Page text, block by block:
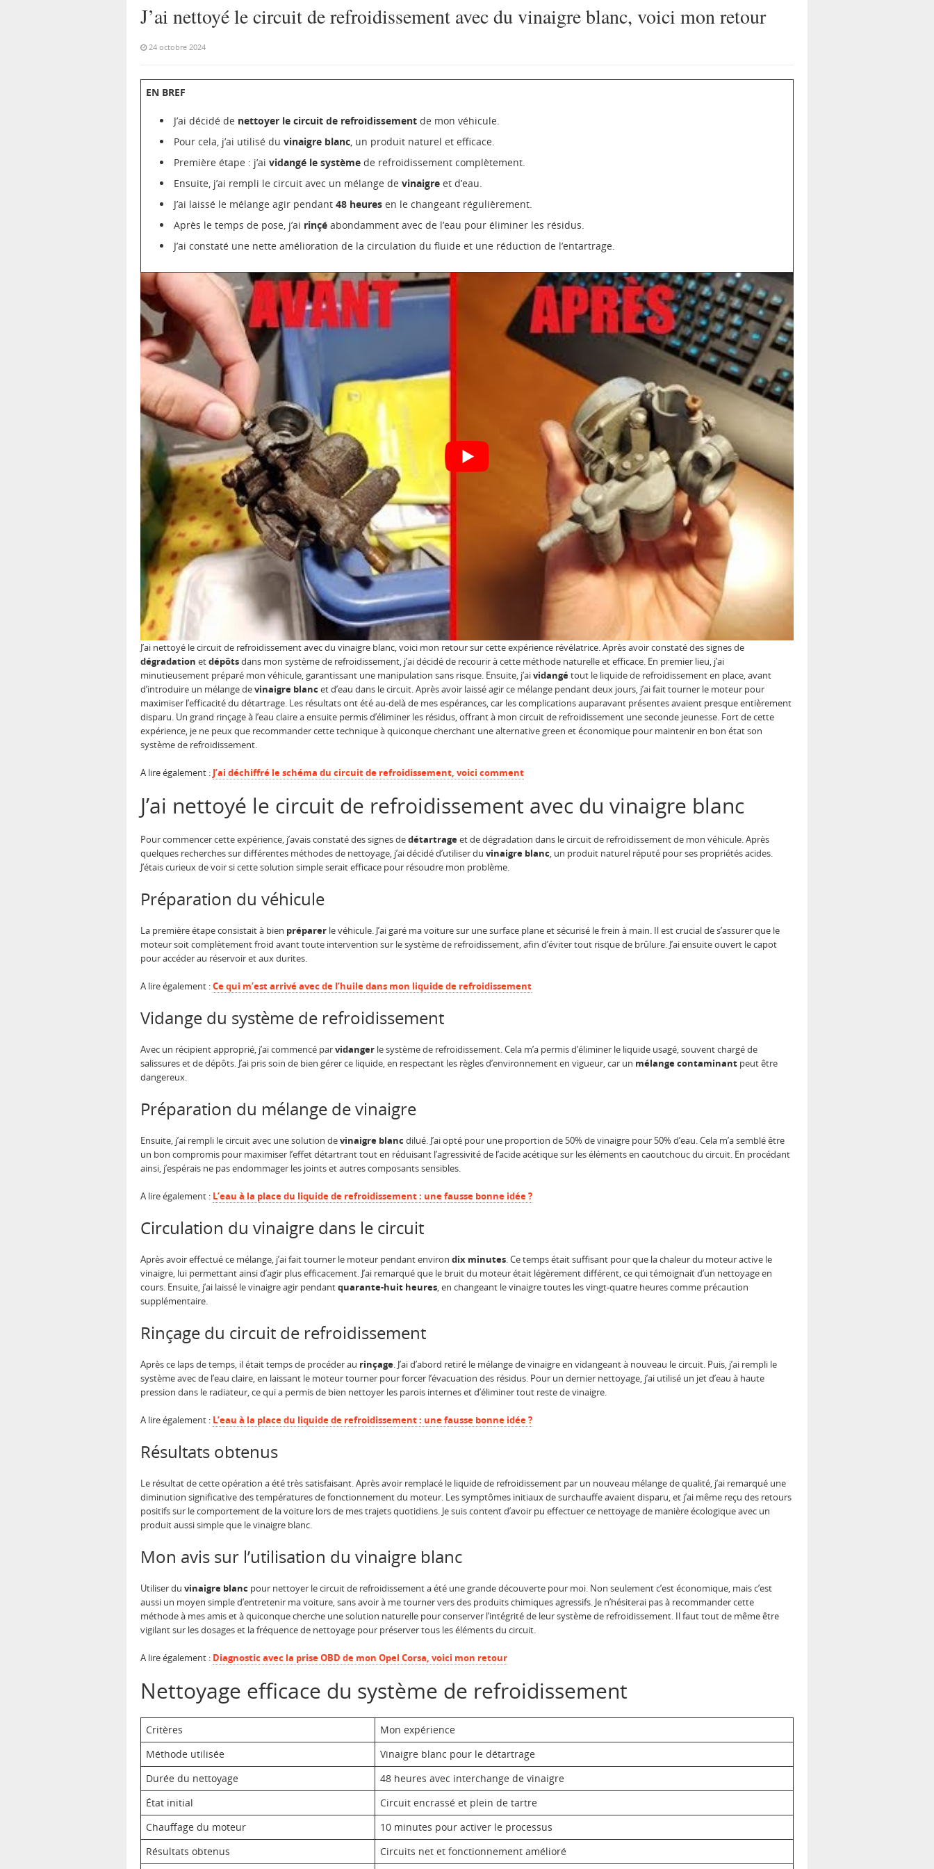
J’ai nettoyé le circuit de refroidissement avec du vinaigre blanc, voici mon retour
24 octobre 2024
EN BREF
J’ai décidé de nettoyer le circuit de refroidissement de mon véhicule.
Pour cela, j’ai utilisé du vinaigre blanc, un produit naturel et efficace.
Première étape : j’ai vidangé le système de refroidissement complètement.
Ensuite, j’ai rempli le circuit avec un mélange de vinaigre et d’eau.
J’ai laissé le mélange agir pendant 48 heures en le changeant régulièrement.
Après le temps de pose, j’ai rinçé abondamment avec de l’eau pour éliminer les résidus.
J’ai constaté une nette amélioration de la circulation du fluide et une réduction de l’entartrage.
J’ai nettoyé le circuit de refroidissement avec du vinaigre blanc, voici mon retour sur cette expérience révélatrice. Après avoir constaté des signes de
dégradation etdépôtsdans mon système de refroidissement, j’ai décidé de recourir à cette méthode naturelle et efficace. En premier lieu, j’ai
minutieusement préparé mon véhicule, garantissant une manipulation sans risque. Ensuite, j’aividangétout le liquide de refroidissement en place, avant
d’introduire un mélange devinaigre blanc et d’eau dans le circuit. Après avoir laissé agir ce mélange pendant deux jours, j’ai fait tourner le moteur pour
maximiser l’efficacité du détartrage. Les résultats ont été au-delà de mes espérances, car les complications auparavant présentes avaient presque entièrement
disparu. Un grand rinçage à l’eau claire a ensuite permis d’éliminer les résidus, offrant à mon circuit de refroidissement une seconde jeunesse. Fort de cette
expérience, je ne peux que recommander cette technique à quiconque cherchant une alternative green et économique pour maintenir en bon état son
système de refroidissement.
A lire également : J’ai déchiffré le schéma du circuit de refroidissement, voici comment
J’ai nettoyé le circuit de refroidissement avec du vinaigre blanc
Pour commencer cette expérience, j’avais constaté des signes dedétartrageet de dégradation dans le circuit de refroidissement de mon véhicule. Après
quelques recherches sur différentes méthodes de nettoyage, j’ai décidé d’utiliser du vinaigre blanc, un produit naturel réputé pour ses propriétés acides.
J’étais curieux de voir si cette solution simple serait efficace pour résoudre mon problème.
Préparation du véhicule
La première étape consistait à bien préparer le véhicule. J’ai garé ma voiture sur une surface plane et sécurisé le frein à main. Il est crucial de s’assurer que le
moteur soit complètement froid avant toute intervention sur le système de refroidissement, afin d’éviter tout risque de brûlure. J’ai ensuite ouvert le capot
pour accéder au réservoir et aux durites.
A lire également :Ce qui m’est arrivé avec de l’huile dans mon liquide de refroidissement
Vidange du système de refroidissement
Avec un récipient approprié, j’ai commencé parvidanger le système de refroidissement. Cela m’a permis d’éliminer le liquide usagé, souvent chargé de
salissures et de dépôts. J’ai pris soin de bien gérer ce liquide, en respectant les règles d’environnement en vigueur, car un mélange contaminant peut être
dangereux.
Préparation du mélange de vinaigre
Ensuite, j’ai rempli le circuit avec une solution devinaigre blanc dilué. J’ai opté pour une proportion de 50% de vinaigre pour 50% d’eau. Cela m’a semblé être
un bon compromis pour maximiser l’effet détartrant tout en réduisant l’agressivité de l’acide acétique sur les éléments en caoutchouc du circuit. En procédant
ainsi, j’espérais ne pas endommager les joints et autres composants sensibles.
A lire également : L’eau à la place du liquide de refroidissement : une fausse bonne idée ?
Circulation du vinaigre dans le circuit
Après avoir effectué ce mélange, j’ai fait tourner le moteur pendant environ dix minutes. Ce temps était suffisant pour que la chaleur du moteur active le
vinaigre, lui permettant ainsi d’agir plus efficacement. J’ai remarqué que le bruit du moteur était légèrement différent, ce qui témoignait d’un nettoyage en
cours. Ensuite, j’ai laissé le vinaigre agir pendantquarante-huit heures, en changeant le vinaigre toutes les vingt-quatre heures comme précaution
supplémentaire.
Rinçage du circuit de refroidissement
Après ce laps de temps, il était temps de procéder au rinçage. J’ai d’abord retiré le mélange de vinaigre en vidangeant à nouveau le circuit. Puis, j’ai rempli le
système avec de l’eau claire, en laissant le moteur tourner pour forcer l’évacuation des résidus. Pour un dernier nettoyage, j’ai utilisé un jet d’eau à haute
pression dans le radiateur, ce qui a permis de bien nettoyer les parois internes et d’éliminer tout reste de vinaigre.
A lire également : L’eau à la place du liquide de refroidissement : une fausse bonne idée ?
Résultats obtenus
Le résultat de cette opération a été très satisfaisant. Après avoir remplacé le liquide de refroidissement par un nouveau mélange de qualité, j’ai remarqué une
diminution significative des températures de fonctionnement du moteur. Les symptômes initiaux de surchauffe avaient disparu, et j’ai même reçu des retours
positifs sur le comportement de la voiture lors de mes trajets quotidiens. Je suis content d’avoir pu effectuer ce nettoyage de manière écologique avec un
produit aussi simple que le vinaigre blanc.
Mon avis sur l’utilisation du vinaigre blanc
Utiliser du vinaigre blanc pour nettoyer le circuit de refroidissement a été une grande découverte pour moi. Non seulement c’est économique, mais c’est
aussi un moyen simple d’entretenir ma voiture, sans avoir à me tourner vers des produits chimiques agressifs. Je n’hésiterai pas à recommander cette
méthode à mes amis et à quiconque cherche une solution naturelle pour conserver l’intégrité de leur système de refroidissement. Il faut tout de même être
vigilant sur les dosages et la fréquence de nettoyage pour préserver tous les éléments du circuit.
A lire également : Diagnostic avec la prise OBD de mon Opel Corsa, voici mon retour
Nettoyage efficace du système de refroidissement
Critères
Mon expérience
Méthode utilisée
Vinaigre blanc pour le détartrage
Durée du nettoyage
48 heures avec interchange de vinaigre
État initial
Circuit encrassé et plein de tartre
Chauffage du moteur
10 minutes pour activer le processus
Résultats obtenus
Circuits net et fonctionnement amélioré